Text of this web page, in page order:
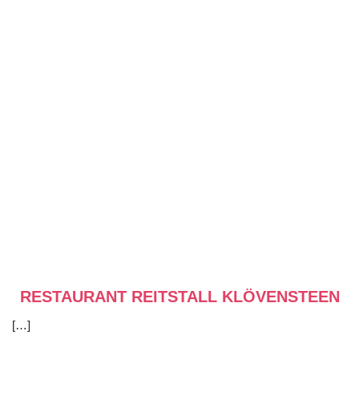
RESTAURANT REITSTALL KLÖVENSTEEN
[…]